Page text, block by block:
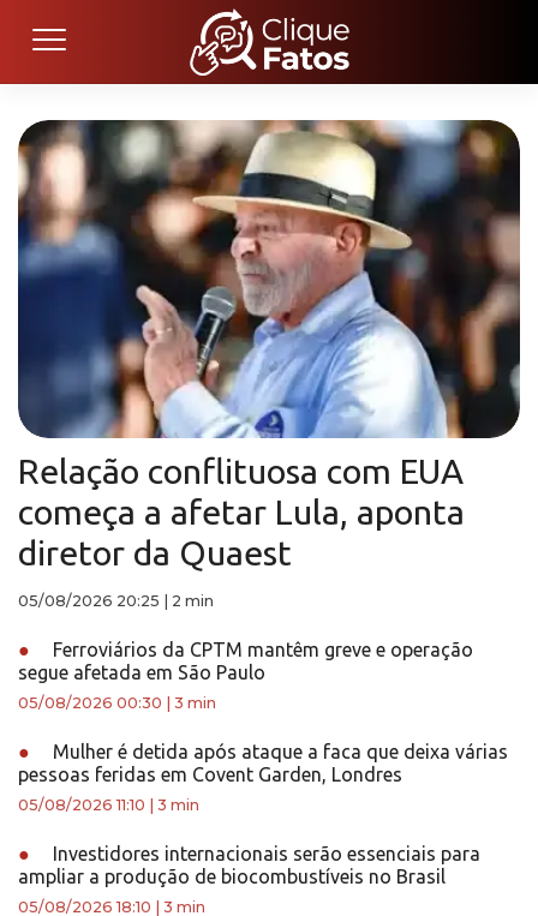
Relação conflituosa com EUA
começa a afetar Lula, aponta
diretor da Quaest
05/08/2026 20:25 2 min
●
Ferroviários da CPTM mantêm greve e operação
segue afetada em São Paulo
05/08/2026 00:30 3 min
●
Mulher é detida após ataque a faca que deixa várias
pessoas feridas em Covent Garden, Londres
05/08/2026 11:10 3 min
●
Investidores internacionais serão essenciais para
ampliar a produção de biocombustíveis no Brasil
05/08/2026 18:10 3 min